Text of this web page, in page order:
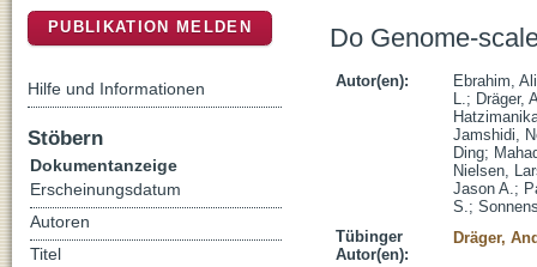
Do Genome-
Autor(en):
Ebrahim, Ali
L.; Dräger,
Jamshidi,
Ding;
Nielsen,
Jason A.;
S.;
Tübinger
Autor(en):
Dräger,
PUBLIKATION MELDEN
Hilfe und Informationen
Stöbern
Dokumentanzeige
Erscheinungsdatum
Autoren
Titel